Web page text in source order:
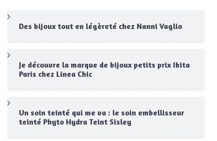
Des bijoux tout en légèreté chez Nanni Vaglio
Je découvre la marque de bijoux petits prix Ikita
Paris chez Linea Chic
Un soin teinté qui me va : le soin embellisseur
teinté Phyto Hydra Teint Sisley